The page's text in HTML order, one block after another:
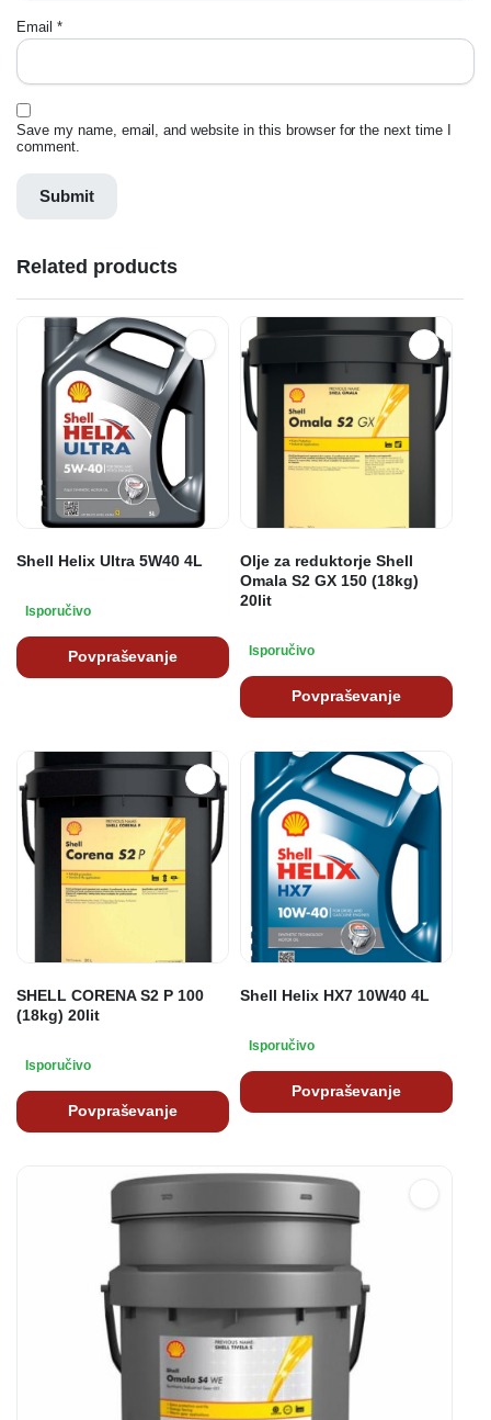
Email *
Save my name, email, and website in this browser for the next time I
comment.
Related products
Shell Helix Ultra 5W40 4L
Isporučivo
Povpraševanje
Olje za reduktorje Shell
Omala S2 GX 150 (18kg)
20lit
Isporučivo
Povpraševanje
SHELL CORENA S2 P 100
(18kg) 20lit
Isporučivo
Povpraševanje
Shell Helix HX7 10W40 4L
Isporučivo
Povpraševanje